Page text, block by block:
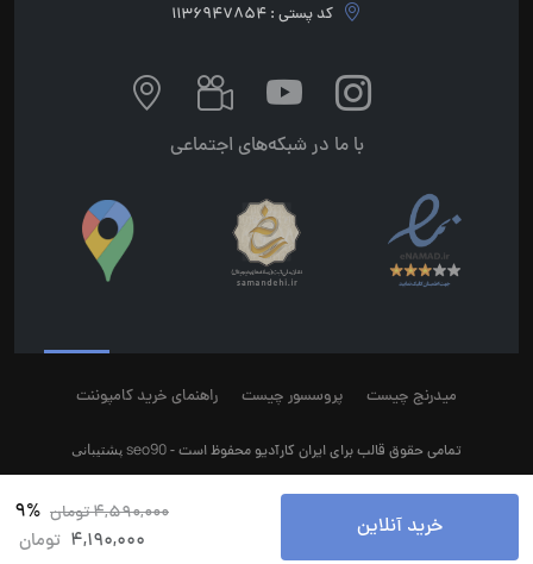
خرید آنلاین 4,590,000تومان 9%
4,190,000 تومان
کد پستی : 1136947854
با ما در شبکه‌های اجتماعی
میدرنج چیست پروسسور چیست راهنمای خرید کامپوننت
تمامی حقوق قالب برای ایران کارآدیو محفوظ است -seo90پشتیبانی